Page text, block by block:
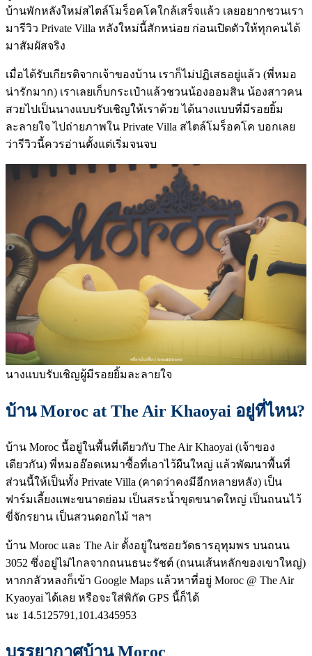
บ้านพักหลังใหม่สไตล์โมร็อคโคใกล้เสร็จแล้ว เลยอยากชวนเรา
มารีวิว Private Villa หลังใหม่นี้สักหน่อย ก่อนเปิดตัวให้ทุกคนได้
มาสัมผัสจริง
เมื่อได้รับเกียรติจากเจ้าของบ้าน เราก็ไม่ปฏิเสธอยู่แล้ว (พี่หมอ
น่ารักมาก) เราเลยเก็บกระเป๋าแล้วชวนน้องออมสิน น้องสาวคน
สวยไปเป็นนางแบบรับเชิญให้เราด้วย ได้นางแบบที่มีรอยยิ้ม
ละลายใจ ไปถ่ายภาพใน Private Villa สไตล์โมร็อคโค บอกเลย
ว่ารีวิวนี้ควรอ่านตั้งแต่เริ่มจนจบ
นางแบบรับเชิญผู้มีรอยยิ้มละลายใจ
บ้าน Moroc at The Air Khaoyai อยู่ที่ไหน?
บ้าน Moroc นี้อยู่ในพื้นที่เดียวกับ The Air Khaoyai (เจ้าของ
เดียวกัน) พี่หมออ๊อดเหมาซื้อที่เอาไว้ผืนใหญ่ แล้วพัฒนาพื้นที่
ส่วนนี้ให้เป็นทั้ง Private Villa (คาดว่าคงมีอีกหลายหลัง) เป็น
ฟาร์มเลี้ยงแพะขนาดย่อม เป็นสระน้ำขุดขนาดใหญ่ เป็นถนนไว้
ขี่จักรยาน เป็นสวนดอกไม้ ฯลฯ
บ้าน Moroc และ The Air ตั้งอยู่ในซอยวัดธารอุทุมพร บนถนน
3052 ซึ่งอยู่ไม่ไกลจากถนนธนะรัชต์ (ถนนเส้นหลักของเขาใหญ่)
หากกลัวหลงก็เข้า Google Maps แล้วหาที่อยู่ Moroc @ The Air
Kyaoyai ได้เลย หรือจะใส่พิกัด GPS นี้ก็ได้
นะ 14.5125791,101.4345953
บรรยากาศบ้าน Moroc